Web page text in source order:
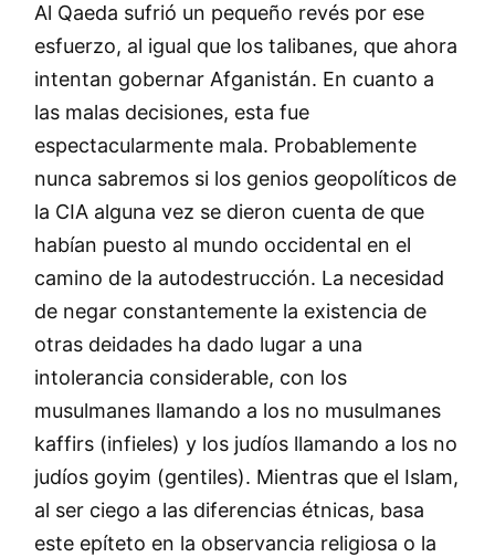
Al Qaeda sufrió un pequeño revés por ese
esfuerzo, al igual que los talibanes, que ahora
intentan gobernar Afganistán. En cuanto a
las malas decisiones, esta fue
espectacularmente mala. Probablemente
nunca sabremos si los genios geopolíticos de
la CIA alguna vez se dieron cuenta de que
habían puesto al mundo occidental en el
camino de la autodestrucción. La necesidad
de negar constantemente la existencia de
otras deidades ha dado lugar a una
intolerancia considerable, con los
musulmanes llamando a los no musulmanes
kaffirs (infieles) y los judíos llamando a los no
judíos goyim (gentiles). Mientras que el Islam,
al ser ciego a las diferencias étnicas, basa
este epíteto en la observancia religiosa o la